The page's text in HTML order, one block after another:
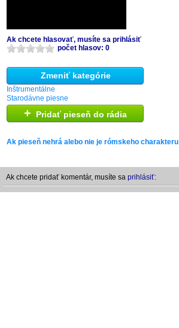
Ak chcete hlasovať, musíte sa prihlásiť
počet hlasov: 0
Zmeniť kategórie
Inštrumentálne
Starodávne piesne
+ Pridať pieseň do rádia
Ak pieseň nehrá alebo nie je rómskeho charakteru
Ak chcete pridať komentár, musíte sa prihlásiť: